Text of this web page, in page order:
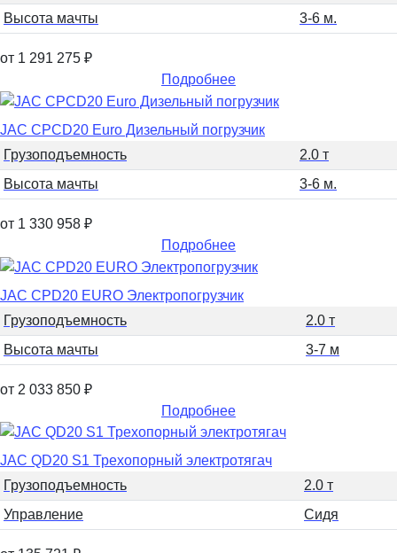
Высота мачты 3-6 м.
от 1 291 275 ₽
Подробнее
JAC CPCD20 Euro Дизельный погрузчик
Грузоподъемность
2.0 т
Высота мачты
3-6 м.
от 1 330 958 ₽
Подробнее
JAC CPD20 EURO Электропогрузчик
Грузоподъемность
2.0 т
Высота мачты
3-7 м
от 2 033 850 ₽
Подробнее
JAC QD20 S1 Трехопорный электротягач
Грузоподъемность
2.0 т
Управление
Сидя